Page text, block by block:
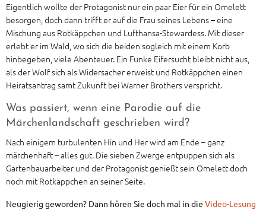
Eigentlich wollte der Protagonist nur ein paar Eier für ein Omelett
besorgen, doch dann trifft er auf die Frau seines Lebens – eine
Mischung aus Rotkäppchen und Lufthansa-Stewardess. Mit dieser
erlebt er im Wald, wo sich die beiden sogleich mit einem Korb
hinbegeben, viele Abenteuer. Ein Funke Eifersucht bleibt nicht aus,
als der Wolf sich als Widersacher erweist und Rotkäppchen einen
Heiratsantrag samt Zukunft bei Warner Brothers verspricht.
Was passiert, wenn eine Parodie auf die
Märchenlandschaft geschrieben wird?
Nach einigem turbulenten Hin und Her wird am Ende – ganz
märchenhaft – alles gut. Die sieben Zwerge entpuppen sich als
Gartenbauarbeiter und der Protagonist genießt sein Omelett doch
noch mit Rotkäppchen an seiner Seite.
Neugierig geworden? Dann hören Sie doch mal in die Video-Lesung